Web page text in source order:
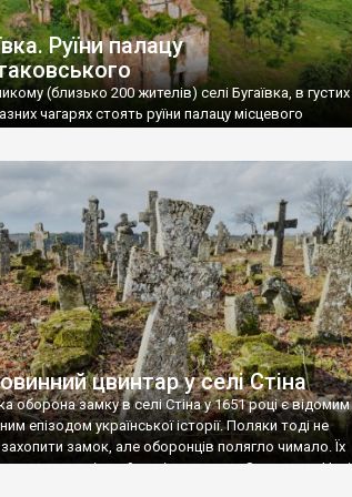
Руїни палацу
(близько 200 жителів) селі Бугаївка, в густих
чагарях стоять руїни палацу місцевого
ще пізніше – гуртожиток. У 60-х роках минулого
тут розмістили туберкульозну лікарню. Коли із
виїхала лікарня – ми точно не […]
цвинтар у селі Стіна
оборона замку в селі Стіна у 1651 році є відомим
епізодом української історії. Поляки тоді не
замок, але оборонців полягло чимало. Їх
на цвинтарі, який тоді називався Замковим. Нині